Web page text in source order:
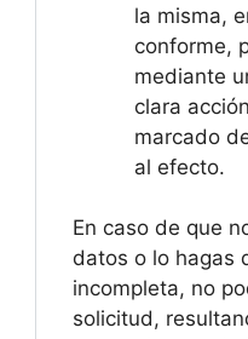
la misma,
conforme,
mediante
clara
marcado
al efecto.
En caso de que
datos o lo hagas
incompleta, no
solicitud,